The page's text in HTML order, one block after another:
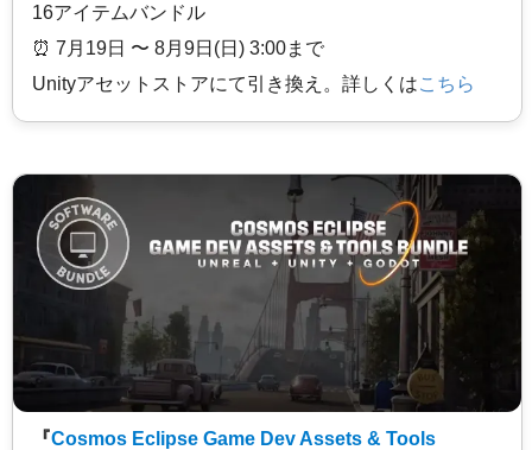
16アイテムバンドル
⏰️ 7月19日 〜 8月9日(日) 3:00まで
Unityアセットストアにて引き換え。詳しくはこちら
『Cosmos Eclipse Game Dev Assets & Tools